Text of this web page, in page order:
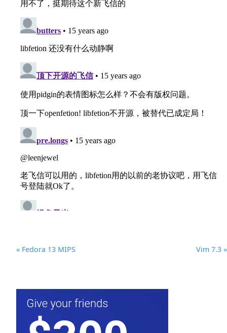
« Fedora 13 MIPS Vim 7.3 »